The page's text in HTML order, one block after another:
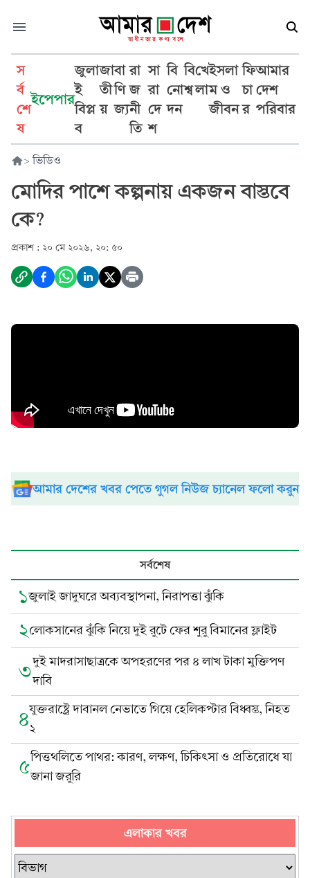
স
র্ব
শে
ষ
ইপেপার
জুলা
ই
বিপ্ল
ব
জা
তী
য়
বা
ণি
জ্য
রা
জ
নী
তি
সা
রা
দে
শ
বি
নো
দন
বি
শ্ব
খে
লা
ইসলা
ম ও
জীবন
ফি
চা
র
আমার
দেশ
পরিবার
> ভিডিও
মোদির পাশে কল্পনায় একজন বাস্তবে
কে?
প্রকাশ : ২০ মে ২০২৬, ২০: ৫০
আমার দেশের খবর পেতে গুগল নিউজ চ্যানেল ফলো করুন
সর্বশেষ
১জুলাই জাদুঘরে অব্যবস্থাপনা, নিরাপত্তা ঝুঁকি
২লোকসানের ঝুঁকি নিয়ে দুই রুটে ফের শুরু বিমানের ফ্লাইট
৩দুই মাদরাসাছাত্রকে অপহরণের পর ৪ লাখ টাকা মুক্তিপণ
দাবি
৪যুক্তরাষ্ট্রে দাবানল নেভাতে গিয়ে হেলিকপ্টার বিধ্বস্ত, নিহত
২
৫পিত্তথলিতে পাথর: কারণ, লক্ষণ, চিকিৎসা ও প্রতিরোধে যা
জানা জরুরি
এলাকার খবর